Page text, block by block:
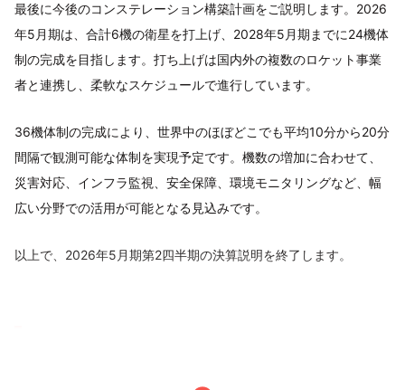
最後に今後のコンステレーション構築計画をご説明します。2026
年5月期は、合計6機の衛星を打上げ、2028年5月期までに24機体
制の完成を目指します。打ち上げは国内外の複数のロケット事業
者と連携し、柔軟なスケジュールで進行しています。
36機体制の完成により、世界中のほぼどこでも平均10分から20分
間隔で観測可能な体制を実現予定です。機数の増加に合わせて、
災害対応、インフラ監視、安全保障、環境モニタリングなど、幅
広い分野での活用が可能となる見込みです。
以上で、2026年5月期第2四半期の決算説明を終了します。